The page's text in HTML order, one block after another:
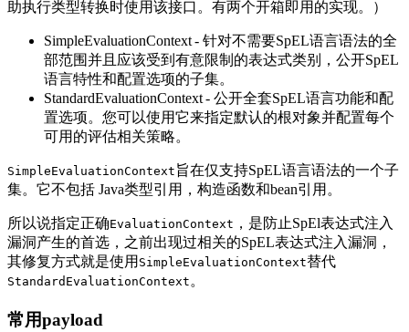
助执行类型转换时使用该接口。有两个开箱即用的实现。）
SimpleEvaluationContext - 针对不需要SpEL语言语法的全
部范围并且应该受到有意限制的表达式类别，公开SpEL
语言特性和配置选项的子集。
StandardEvaluationContext - 公开全套SpEL语言功能和配
置选项。您可以使用它来指定默认的根对象并配置每个
可用的评估相关策略。
SimpleEvaluationContext 旨在仅支持SpEL语言语法的一个子
集。它不包括 Java类型引用，构造函数和bean引用。
所以说指定正确EvaluationContext ，是防止SpEl表达式注入
漏洞产生的首选，之前出现过相关的SpEL表达式注入漏洞，
其修复方式就是使用 SimpleEvaluationContext替代
StandardEvaluationContext。
常用payload